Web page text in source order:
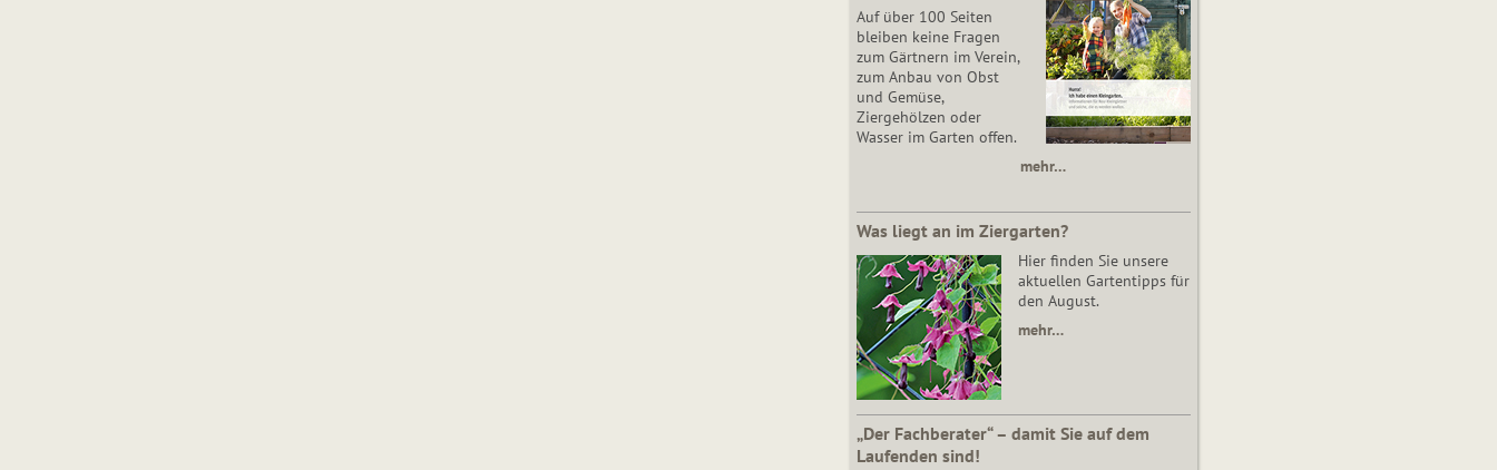
Auf über 100 Seiten
bleiben keine Fragen
zum Gärtnern im Verein,
zum Anbau von Obst
und Gemüse,
Ziergehölzen oder
Wasser im Garten offen.
mehr…
Was liegt an im Ziergarten?
Hier finden Sie unsere
aktuellen Gartentipps für
den August.
mehr…
„Der Fachberater“ – damit Sie auf dem
Laufenden sind!